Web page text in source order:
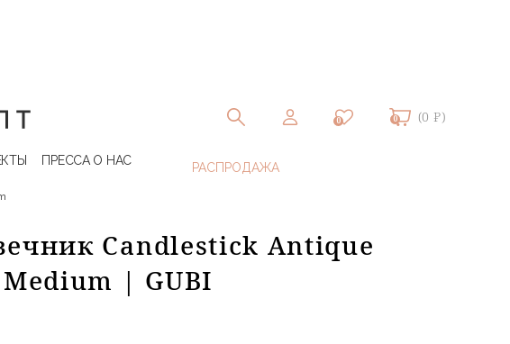
0 0 (0 ₽)
ПРЕССА О НАС
Candlestick Antique
| GUBI